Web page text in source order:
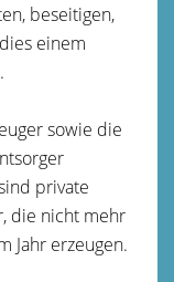
beseitigen,
einem
sowie die
private
die nicht mehr
Jahr erzeugen.